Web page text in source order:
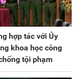
hợp tác với Ủy
khoa học công
tội phạm